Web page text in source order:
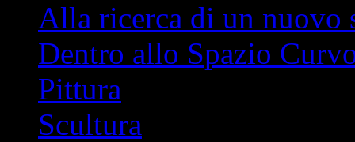
Alla ricerca di un nuovo
Dentro allo Spazio
Pittura
Scultura